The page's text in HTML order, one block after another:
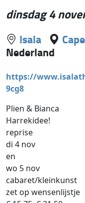
dinsdag 4
Isala
Nederland
https://
9cg8
Plien & Bianca
Harrekidee!
reprise
di 4 nov
en
wo 5 nov
cabaret/kleinkunst
zet op wensenlijstje